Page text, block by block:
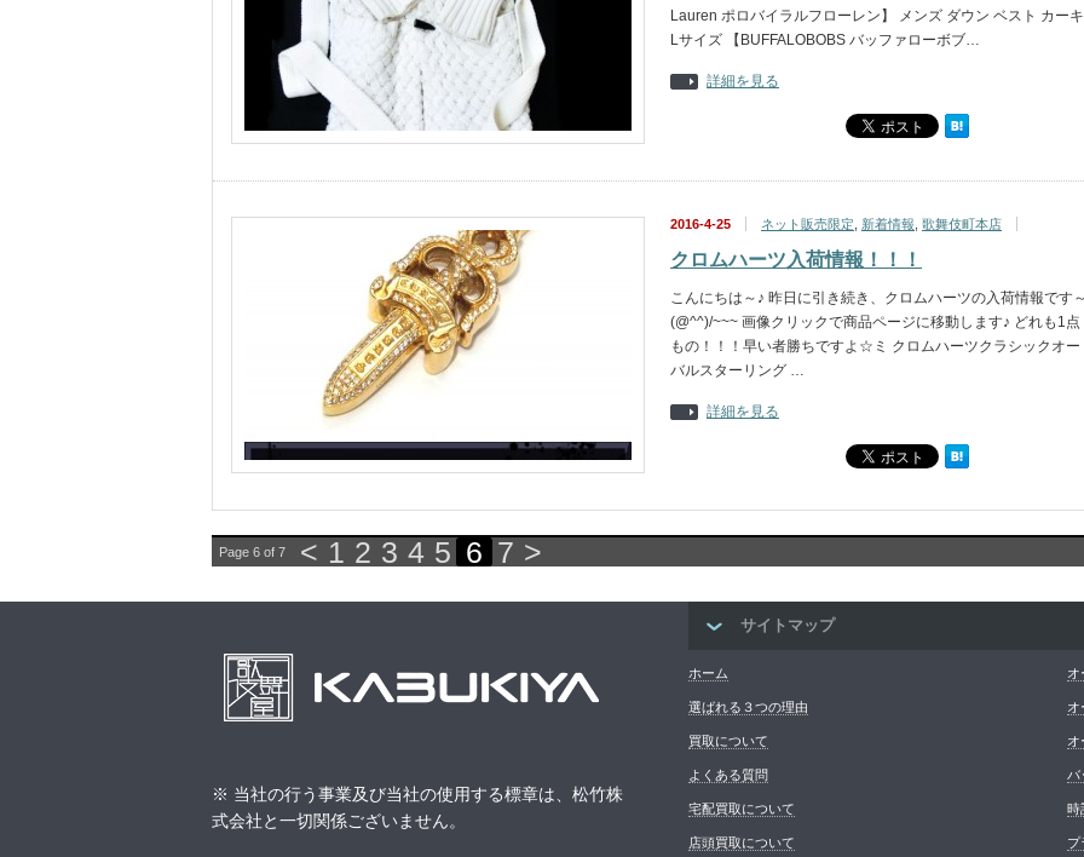
Lauren ポロバイラルフローレン】 メンズ ダウン ベスト カーキ
Lサイズ 【BUFFALOBOBS バッファローボブ…
詳細を見る
2016-4-25 ネット販売限定 新着情報 歌舞伎町本店
クロムハーツ入荷情報！！！
こんにちは～♪ 昨日に引き続き、クロムハーツの入荷情報です
(@^^)/~~~ 画像クリックで商品ページに移動します♪ どれも1点
もの！！！早い者勝ちですよ☆ミ クロムハーツクラシックオー
バルスターリング …
詳細を見る
Page 6 of 7 < 1 2 3 4 5 6 7 >
サイトマップ
ホーム
選ばれる３つの理由
買取について
よくある質問
宅配買取について
店頭買取について
オ
オ
オ
バ
時
プ
※ 当社の行う事業及び当社の使用する標章は、松竹株
式会社と一切関係ございません。